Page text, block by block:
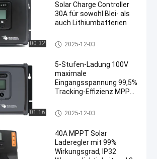
00:32
Solar Charge Controller
30A für sowohl Blei- als
auch Lithiumbatterien
Mppt-Solarladungsregler
2025-12-03
01:16
5-Stufen-Ladung 100V
maximale
Eingangsspannung 99,5%
Tracking-Effizienz MPPT
Wohnmobile
Mppt-Solarladungsregler
2025-12-03
40A MPPT Solar
Laderegler mit 99%
Wirkungsgrad, IP32